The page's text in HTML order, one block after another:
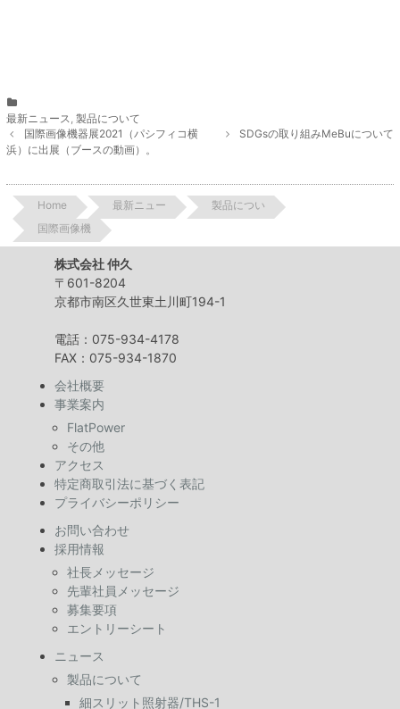
最新ニュース 製品について
Post
navigation
国際画像機器展2021（パシフィコ横
浜）に出展（ブースの動画）。
SDGsの取り組みMeBuについて
Home 最新ニュー
製品につい
国際画像機
株式会社 仲久
〒601-8204
京都市南区久世東土川町194-1
電話：075-934-4178
FAX：075-934-1870
会社概要
事業案内
FlatPower
その他
アクセス
特定商取引法に基づく表記
プライバシーポリシー
お問い合わせ
採用情報
社長メッセージ
先輩社員メッセージ
募集要項
エントリーシート
ニュース
製品について
細スリット照射器/THS-1